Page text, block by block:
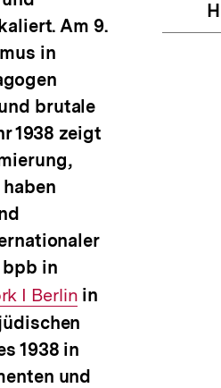
Am 9.
in
brutale
1938 zeigt
bpb in
I Berlin in
1938 in
und